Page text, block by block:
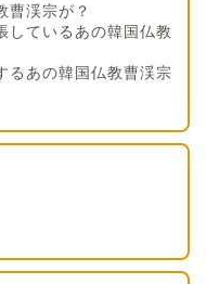
曹渓宗が？
しているあの韓国仏教
るあの韓国仏教曹渓宗